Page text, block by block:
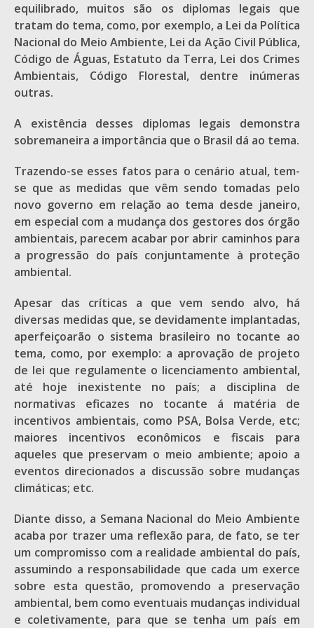
equilibrado, muitos são os diplomas legais que
tratam do tema, como, por exemplo, a Lei da Política
Nacional do Meio Ambiente, Lei da Ação Civil Pública,
Código de Águas, Estatuto da Terra, Lei dos Crimes
Ambientais, Código Florestal, dentre inúmeras
outras.
A existência desses diplomas legais demonstra
sobremaneira a importância que o Brasil dá ao tema.
Trazendo-se esses fatos para o cenário atual, tem-
se que as medidas que vêm sendo tomadas pelo
novo governo em relação ao tema desde janeiro,
em especial com a mudança dos gestores dos órgão
ambientais, parecem acabar por abrir caminhos para
a progressão do país conjuntamente à proteção
ambiental.
Apesar das críticas a que vem sendo alvo, há
diversas medidas que, se devidamente implantadas,
aperfeiçoarão o sistema brasileiro no tocante ao
tema, como, por exemplo: a aprovação de projeto
de lei que regulamente o licenciamento ambiental,
até hoje inexistente no país; a disciplina de
normativas eficazes no tocante á matéria de
incentivos ambientais, como PSA, Bolsa Verde, etc;
maiores incentivos econômicos e fiscais para
aqueles que preservam o meio ambiente; apoio a
eventos direcionados a discussão sobre mudanças
climáticas; etc.
Diante disso, a Semana Nacional do Meio Ambiente
acaba por trazer uma reflexão para, de fato, se ter
um compromisso com a realidade ambiental do país,
assumindo a responsabilidade que cada um exerce
sobre esta questão, promovendo a preservação
ambiental, bem como eventuais mudanças individual
e coletivamente, para que se tenha um país em